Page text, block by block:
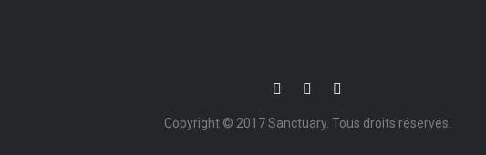
Copyright © 2017Sanctuary. Tous droits réservés.